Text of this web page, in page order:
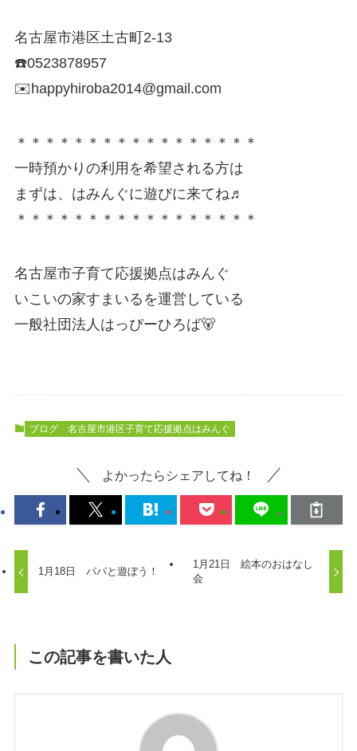
名古屋市港区土古町2-13
☎️0523878957
✉️happyhiroba2014@gmail.com
＊＊＊＊＊＊＊＊＊＊＊＊＊＊＊＊＊
一時預かりの利用を希望される方は
まずは、はみんぐに遊びに来てね♬
＊＊＊＊＊＊＊＊＊＊＊＊＊＊＊＊＊
名古屋市子育て応援拠点はみんぐ
いこいの家すまいるを運営している
一般社団法人はっぴーひろば🐻
ブログ 名古屋市港区子育て応援拠点はみんぐ
よかったらシェアしてね！
1月18日 パパと遊ぼう！
1月21日 絵本のおはなし
会
この記事を書いた人